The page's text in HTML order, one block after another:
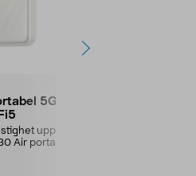
5G-
upp till
Air portabel
stjärnor